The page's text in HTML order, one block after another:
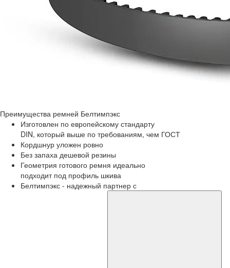
Преимущества ремней Белтимпэкс
Изготовлен по европейскому стандарту
DIN, который выше по требованиям, чем ГОСТ
Кордшнур уложен ровно
Без запаха дешевой резины
Геометрия готового ремня идеально
подходит под профиль шкива
Белтимпэкс - надежный партнер с